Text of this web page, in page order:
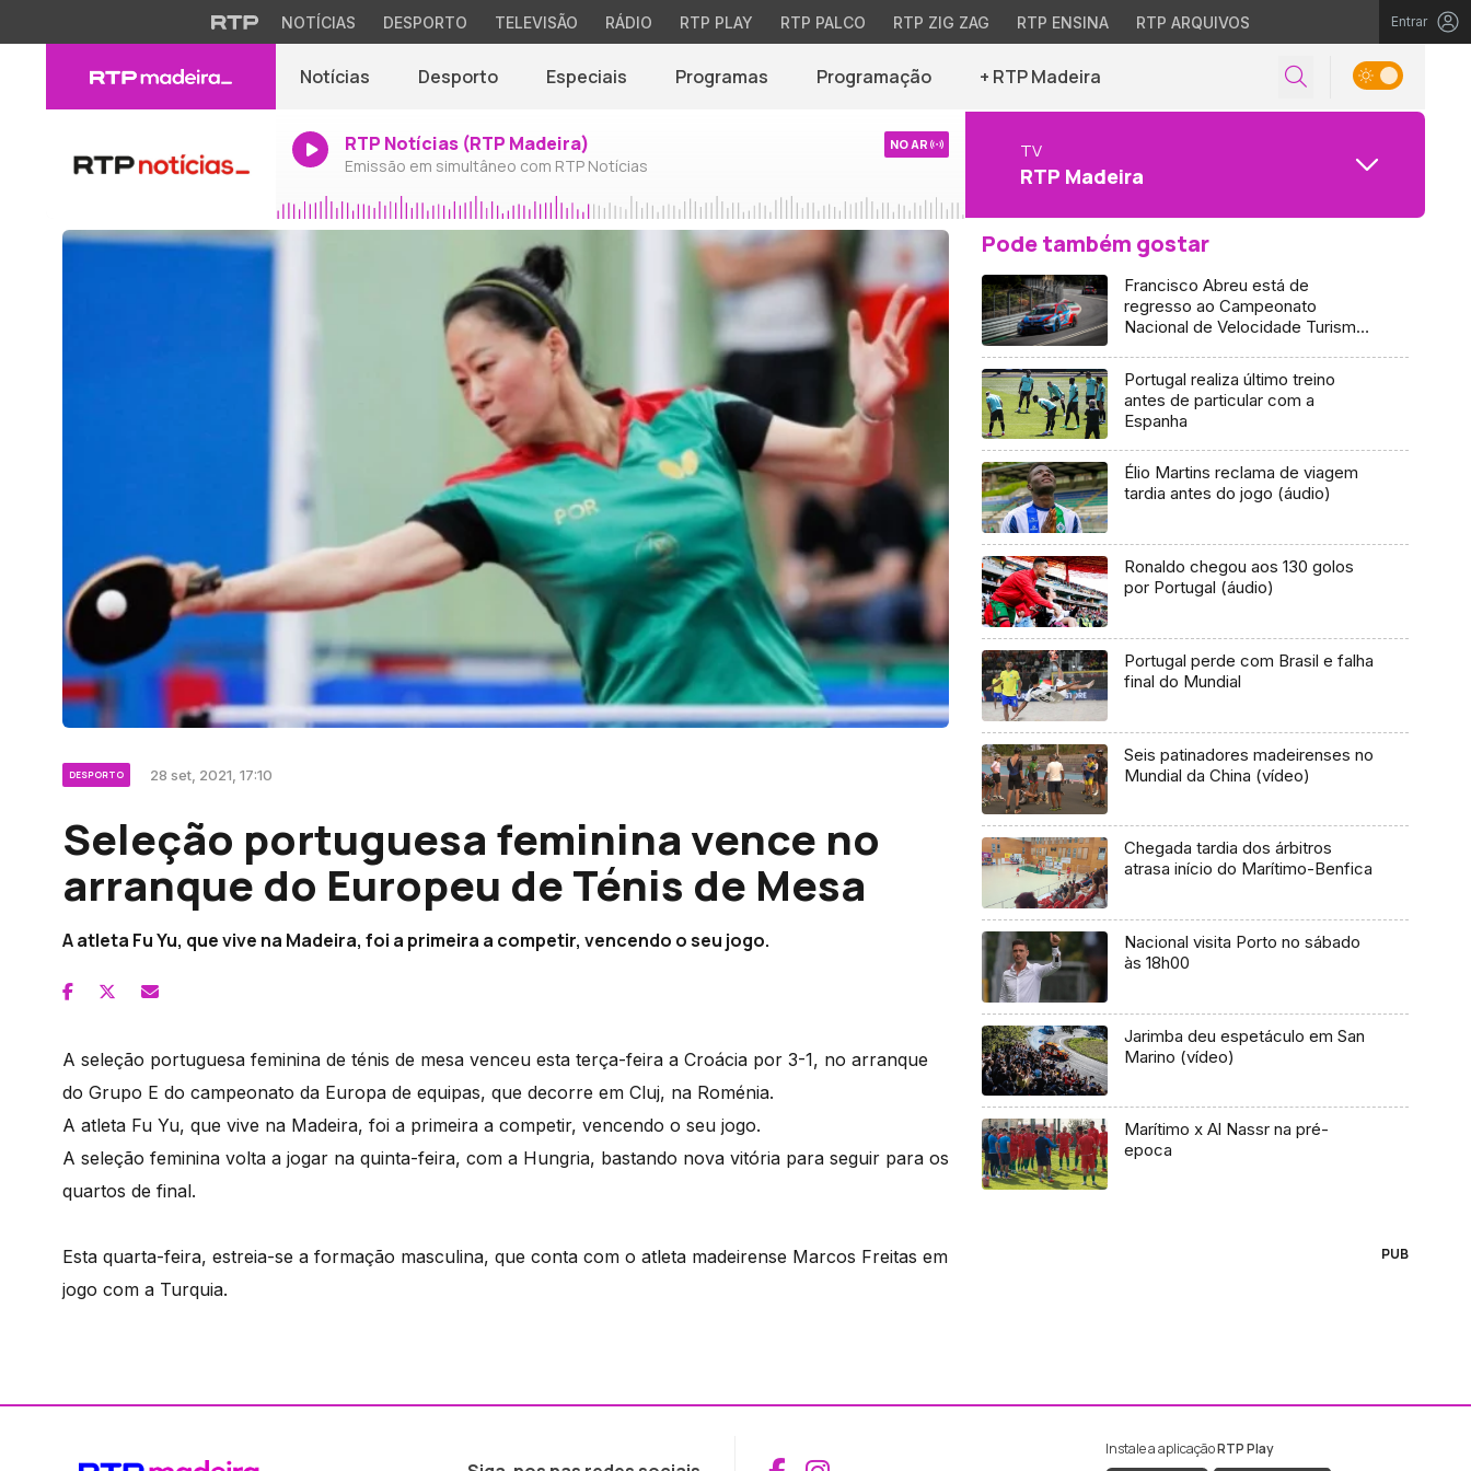
NOTÍCIAS DESPORTO TELEVISÃO RÁDIO RTP PLAY RTP PALCO RTP ZIG ZAG RTP ENSINA RTP ARQUIVOS Entrar
Notícias Desporto Especiais Programas Programação + RTP Madeira
RTP Notícias (RTP Madeira)
Emissão em simultâneo com RTP Notícias
NO AR TV
RTP Madeira
DESPORTO 28 set, 2021, 17:10
Seleção portuguesa feminina vence no
arranque do Europeu de Ténis de Mesa
A atleta Fu Yu, que vive na Madeira, foi a primeira a competir, vencendo o seu jogo.
A seleção portuguesa feminina de ténis de mesa venceu esta terça-feira a Croácia por 3-1, no arranque
do Grupo E do campeonato da Europa de equipas, que decorre em Cluj, na Roménia.
A atleta Fu Yu, que vive na Madeira, foi a primeira a competir, vencendo o seu jogo.
A seleção feminina volta a jogar na quinta-feira, com a Hungria, bastando nova vitória para seguir para os
quartos de final.
Esta quarta-feira, estreia-se a formação masculina, que conta com o atleta madeirense Marcos Freitas em
jogo com a Turquia.
Pode também gostar
Francisco Abreu está de
regresso ao Campeonato
Nacional de Velocidade Turismos
Portugal realiza último treino
antes de particular com a
Espanha
Élio Martins reclama de viagem
tardia antes do jogo (áudio)
Ronaldo chegou aos 130 golos
por Portugal (áudio)
Portugal perde com Brasil e falha
final do Mundial
Seis patinadores madeirenses no
Mundial da China (vídeo)
Chegada tardia dos árbitros
atrasa início do Marítimo-Benfica
Nacional visita Porto no sábado
às 18h00
Jarimba deu espetáculo em San
Marino (vídeo)
Marítimo x Al Nassr na pré-
epoca
PUB
Instale a aplicaçãoRTP Play